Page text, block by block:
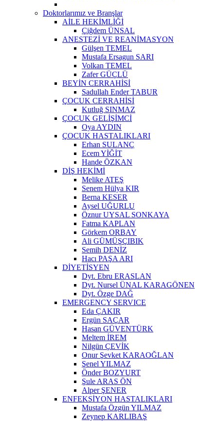
Doktorlarımız ve Branşlar
AİLE HEKİMLİĞİ
Çiğdem ÜNSAL
ANESTEZİ VE REANİMASYON
Gülşen TEMEL
Mustafa Ersagun SARI
Volkan TEMEL
Zafer GÜÇLÜ
BEYİN CERRAHİSİ
Sadullah Ender TABUR
ÇOCUK CERRAHİSİ
Kutluğ SINMAZ
ÇOCUK GELİŞİMCİ
Oya AYDIN
ÇOCUK HASTALIKLARI
Erhan SULANÇ
Ecem YİĞİT
Hande ÖZKAN
DİŞ HEKİMİ
Melike ATEŞ
Senem Hülya KIR
Berna KESER
Aysel UĞURLU
Öznur UYSAL SONKAYA
Fatma KAPLAN
Görkem ORBAY
Ali GÜMÜŞÇIBIK
Semih DENİZ
Hacı PAŞA ARI
DİYETİSYEN
Dyt. Ebru ERASLAN
Dyt. Nursel ÜNAL KARAGÖNEN
Dyt. Özge DAĞ
EMERGENCY SERVICE
Eda ÇAKIR
Ergün SAÇAR
Hasan GÜVENTÜRK
Meltem İREM
Nilgün ÇEVİK
Onur Şevket KARAOĞLAN
Şenel YILMAZ
Önder BOZYURT
Şule ARAS ÖN
Alper ŞENER
ENFEKSİYON HASTALIKLARI
Mustafa Özgün YILMAZ
Zeynep KARLIBAŞ